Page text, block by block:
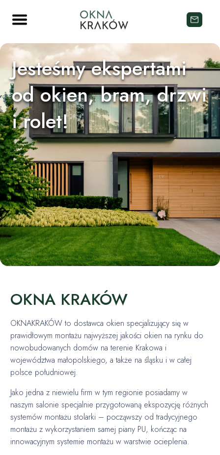
Jesteśmy ekspertami
od okien, bram, drzwi
i rolet!
OKNA KRAKÓW
OKNAKRAKÓW to dostawca okien specjalizujący się w
prawidłowym montażu najwyższej jakości okien na rynku do
nowobudowanych domów na terenie Krakowa i
województwa małopolskiego, a także na śląsku i w całej
polsce południowej.
Jako jedna z niewielu firm w tym regionie posiadamy w
naszym salonie specjalnie przygotowaną ekspozycję różnych
systemów montażu stolarki – począwszy od tradycyjnego
montażu z wykorzystaniem samej piany PU, kończąc na
innowacyjnym systemie montażu w warstwie ocieplenia.